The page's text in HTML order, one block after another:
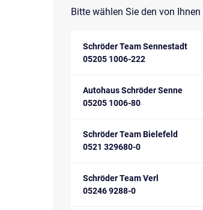
Bitte wählen Sie den von
Schröder Team Sennestadt
05205 1006-222
Autohaus Schröder Senne
05205 1006-80
Schröder Team Bielefeld
0521 329680-0
Schröder Team Verl
05246 9288-0